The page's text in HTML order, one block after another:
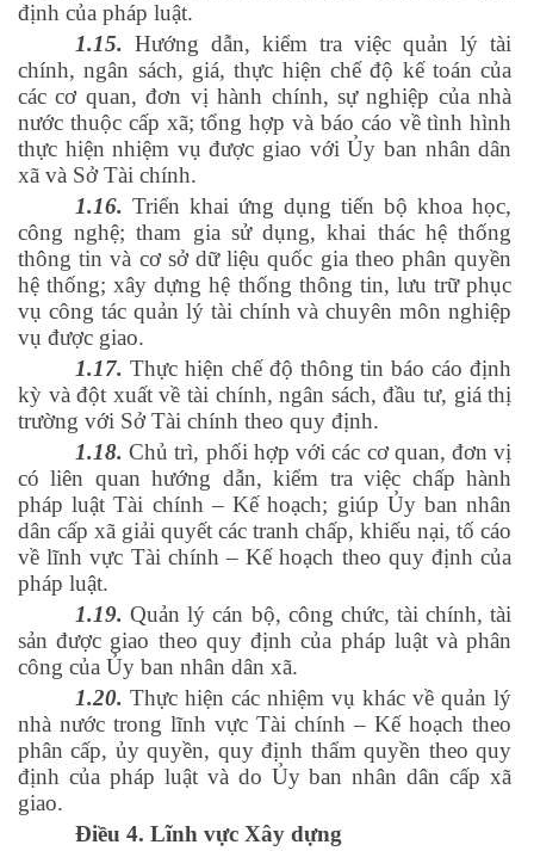
định của pháp luật.
1.15. Hướng dẫn, kiểm tra việc quản lý tài
chính, ngân sách, giá, thực hiện chế độ kế toán của
các cơ quan, đơn vị hành chính, sự nghiệp của nhà
nước thuộc cấp xã; tổng hợp và báo cáo về tình hình
thực hiện nhiệm vụ được giao với Ủy ban nhân dân
xã và Sở Tài chính.
1.16. Triển khai ứng dụng tiến bộ khoa học,
công nghệ; tham gia sử dụng, khai thác hệ thống
thông tin và cơ sở dữ liệu quốc gia theo phân quyền
hệ thống; xây dựng hệ thống thông tin, lưu trữ phục
vụ công tác quản lý tài chính và chuyên môn nghiệp
vụ được giao.
1.17. Thực hiện chế độ thông tin báo cáo định
kỳ và đột xuất về tài chính, ngân sách, đầu tư, giá thị
trường với Sở Tài chính theo quy định.
1.18. Chủ trì, phối hợp với các cơ quan, đơn vị
có liên quan hướng dẫn, kiểm tra việc chấp hành
pháp luật Tài chính – Kế hoạch; giúp Ủy ban nhân
dân cấp xã giải quyết các tranh chấp, khiếu nại, tố cáo
về lĩnh vực Tài chính – Kế hoạch theo quy định của
pháp luật.
1.19.Quản lý cán bộ, công chức, tài chính, tài
sản được giao theo quy định của pháp luật và phân
công của Ủy ban nhân dân xã.
1.20. Thực hiện các nhiệm vụ khác về quản lý
nhà nước trong lĩnh vực Tài chính – Kế hoạch theo
phân cấp, ủy quyền, quy định thẩm quyền theo quy
định của pháp luật và do Ủy ban nhân dân cấp xã
giao.
Điều 4. Lĩnh vực Xây dựng